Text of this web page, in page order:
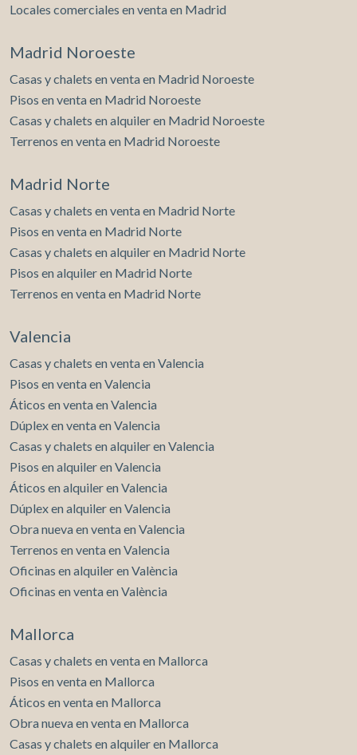
Locales comerciales en venta en Madrid
Madrid Noroeste
Casas y chalets en venta en Madrid Noroeste
Pisos en venta en Madrid Noroeste
Casas y chalets en alquiler en Madrid Noroeste
Terrenos en venta en Madrid Noroeste
Madrid Norte
Casas y chalets en venta en Madrid Norte
Pisos en venta en Madrid Norte
Casas y chalets en alquiler en Madrid Norte
Pisos en alquiler en Madrid Norte
Terrenos en venta en Madrid Norte
Valencia
Casas y chalets en venta en Valencia
Pisos en venta en Valencia
Áticos en venta en Valencia
Dúplex en venta en Valencia
Casas y chalets en alquiler en Valencia
Pisos en alquiler en Valencia
Áticos en alquiler en Valencia
Dúplex en alquiler en Valencia
Obra nueva en venta en Valencia
Terrenos en venta en Valencia
Oficinas en alquiler en València
Oficinas en venta en València
Mallorca
Casas y chalets en venta en Mallorca
Pisos en venta en Mallorca
Áticos en venta en Mallorca
Obra nueva en venta en Mallorca
Casas y chalets en alquiler en Mallorca